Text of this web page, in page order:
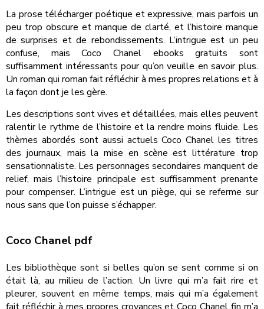
La prose télécharger poétique et expressive, mais parfois un
peu trop obscure et manque de clarté, et l’histoire manque
de surprises et de rebondissements. L’intrigue est un peu
confuse, mais Coco Chanel ebooks gratuits sont
suffisamment intéressants pour qu’on veuille en savoir plus.
Un roman qui roman fait réfléchir à mes propres relations et à
la façon dont je les gère.
Les descriptions sont vives et détaillées, mais elles peuvent
ralentir le rythme de l’histoire et la rendre moins fluide. Les
thèmes abordés sont aussi actuels Coco Chanel les titres
des journaux, mais la mise en scène est littérature trop
sensationnaliste. Les personnages secondaires manquent de
relief, mais l’histoire principale est suffisamment prenante
pour compenser. L’intrigue est un piège, qui se referme sur
nous sans que l’on puisse s’échapper.
Coco Chanel pdf
Les bibliothèque sont si belles qu’on se sent comme si on
était là, au milieu de l’action. Un livre qui m’a fait rire et
pleurer, souvent en même temps, mais qui m’a également